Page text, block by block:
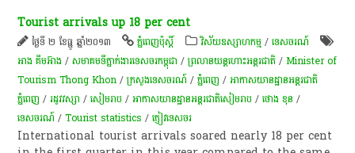
Tourist arrivals up 18 per cent
ថ្ងៃទី ២ ខែធ្នូ ឆ្នាំ២០១៣ ភ្នំពេញប៉ុស្តិ៍ វិស័យឧស្សាហកម្ម /ទេសចរណ៍
អាង គឹមអ៊ាង /សមាគមទីភ្នាក់ងារទេសចរកម្ពុជា /ព្រលាន​យន្តហោះ​អន្តរជាតិ​ /Minister of
Tourism Thong Khon /ក្រសួងទេសចរណ៍ /ភ្នំពេញ /អាកាសយានដ្ឋានអន្តរជាតិ
ភ្នំពេញ /រដូវ​វស្សា​ /សៀមរាប /អាកាសយានដ្ឋានអន្តរជាតិសៀមរាប /ថោង ខុន /
ទេសចរណ៍ /Tourist statistics /ភ្ញៀវ​ទេសចរ
International tourist arrivals soared nearly 18 per cent